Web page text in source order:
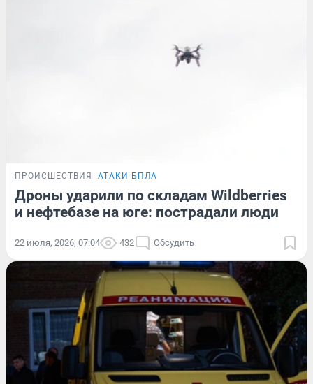
ПРОИСШЕСТВИЯ АТАКИ БПЛА
Дроны ударили по складам Wildberries
и нефтебазе на юге: пострадали люди
22 июля, 2026, 07:04 432 Обсудить